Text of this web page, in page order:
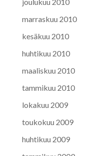
joulukuu 2010
marraskuu 2010
kesäkuu 2010
huhtikuu 2010
maaliskuu 2010
tammikuu 2010
lokakuu 2009
toukokuu 2009
huhtikuu 2009